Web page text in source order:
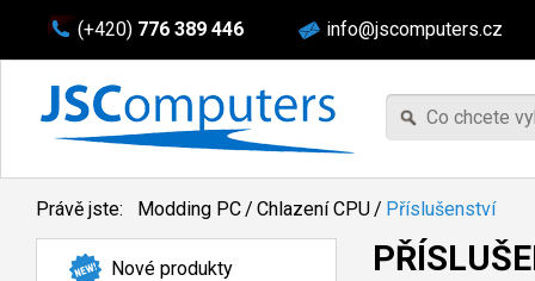
(+420) 776 389 446 info@jscomputers.cz
Právě jste: Modding PC/ Chlazení CPU/ Příslušenství
Nové produkty